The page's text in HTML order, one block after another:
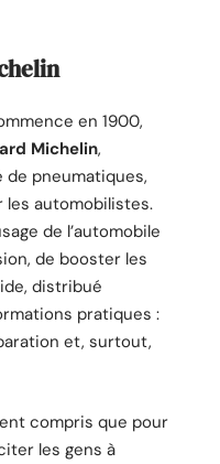
en 1900,
Michelin,
pneumatiques,
automobilistes.
de l’automobile
de booster les
distribué
pratiques :
et, surtout,
compris que pour
les gens à